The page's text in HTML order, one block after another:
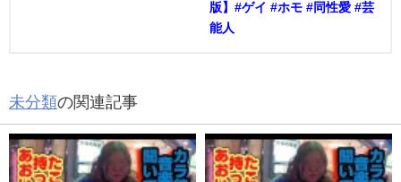
版】#ゲイ #ホモ #同性愛 #芸
能人
未分類の関連記事